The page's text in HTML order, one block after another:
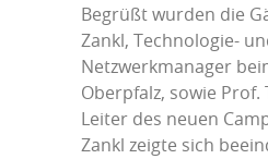
Begrüßt wurden die
Zankl, Technologie-
Netzwerkmanager
Oberpfalz, sowie Prof.
Leiter des neuen
Zankl zeigte sich